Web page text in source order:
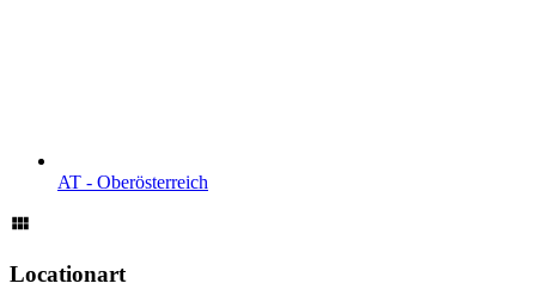
AT - Ober­österreich
Locationart